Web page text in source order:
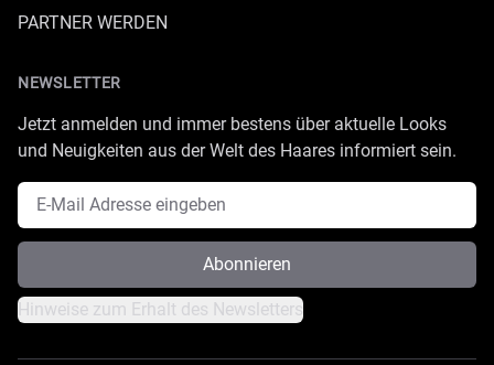
PARTNER WERDEN
NEWSLETTER
Jetzt anmelden und immer bestens über aktuelle Looks
und Neuigkeiten aus der Welt des Haares informiert sein.
E-Mail Adresse
Abonnieren
Hinweise zum Erhalt des Newsletters